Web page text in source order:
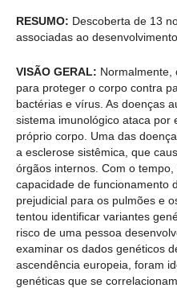
RESUMO: Descoberta de 13
associadas ao
VISÃO GERAL: Normalmente,
para proteger o corpo contra
bactérias e vírus. As doenças
sistema imunológico ataca por
próprio corpo. Uma das
a esclerose sistêmica, que
órgãos internos. Com o
capacidade de funcionamento
prejudicial para os pulmões e
tentou identificar variantes
risco de uma pessoa
examinar os dados genéticos
ascendência europeia, foram
genéticas que se